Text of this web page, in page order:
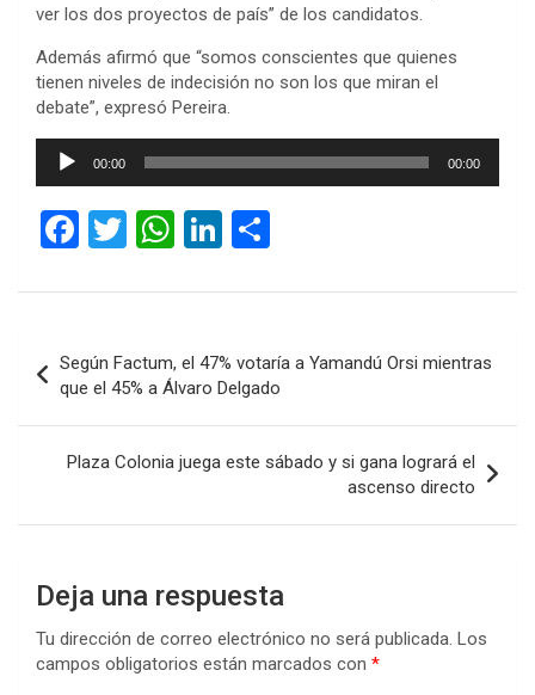
ver los dos proyectos de país” de los candidatos.
Además afirmó que “somos conscientes que quienes
tienen niveles de indecisión no son los que miran el
debate”, expresó Pereira.
Reproductor
00:00 00:00
F
ce
o
o
k
T
tt
W
at
A
p
p
Li
ke
n
m
ar
tir
de
entradas
Según Factum, el 47% votaría a Yamandú Orsi mientras
que el 45% a Álvaro Delgado
Plaza Colonia juega este sábado y si gana logrará el
ascenso directo
Deja una respuesta
Tu dirección de correo electrónico no será publicada. Los
campos obligatorios están marcados con *